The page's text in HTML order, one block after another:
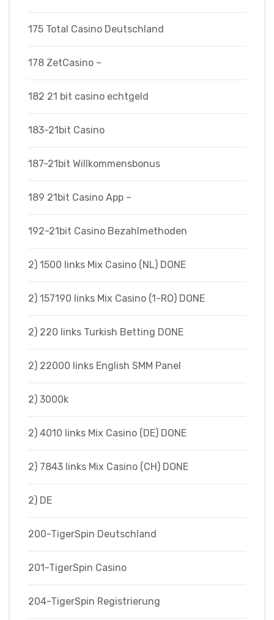
175 Total Casino Deutschland
178 ZetCasino –
182 21 bit casino echtgeld
183-21bit Casino
187-21bit Willkommensbonus
189 21bit Casino App –
192-21bit Casino Bezahlmethoden
2) 1500 links Mix Casino (NL) DONE
2) 157190 links Mix Casino (1-RO) DONE
2) 220 links Turkish Betting DONE
2) 22000 links English SMM Panel
2) 3000k
2) 4010 links Mix Casino (DE) DONE
2) 7843 links Mix Casino (CH) DONE
2) DE
200-TigerSpin Deutschland
201-TigerSpin Casino
204-TigerSpin Registrierung